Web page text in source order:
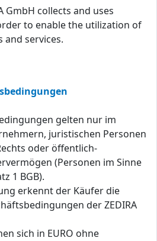
GmbH collects and uses
to enable the utilization of
services.
gelten nur im
juristischen Personen
oder öffentlich-
(Personen im Sinne
1 BGB).
erkennt der Käufer die
der ZEDIRA
sich in EURO ohne